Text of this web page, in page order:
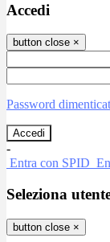
Accedi
button close ×
Password
-
Entra con SPID
Seleziona
button close ×